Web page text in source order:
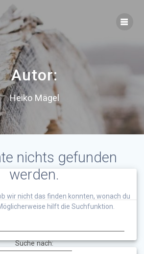
to
content
Autor:
Heiko Mägel
nichts gefunden
werden.
wir nicht das finden konnten, wonach du
hilft die Suchfunktion.
Suche nach: